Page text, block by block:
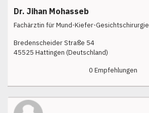
Dr. Jihan Mohasseb
Fachärztin für Mund-Kiefer-Gesichtschirurgie
Bredenscheider Straße 54
45525 Hattingen (Deutschland)
0 Empfehlungen